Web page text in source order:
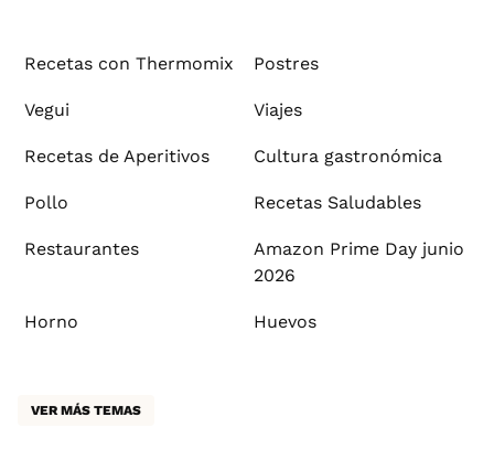
Recetas con Thermomix Postres
Vegui Viajes
Recetas de Aperitivos Cultura gastronómica
Pollo Recetas Saludables
Restaurantes
Amazon Prime Day junio
2026
Horno Huevos
VER MÁS TEMAS